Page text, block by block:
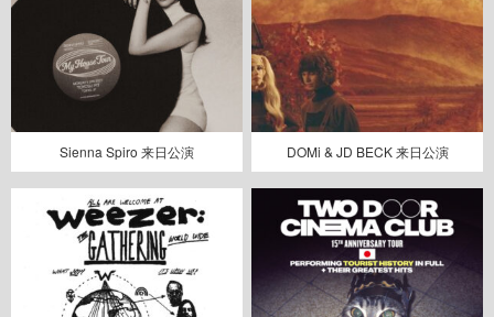
Sienna Spiro 来日公演 DOMi & JD BECK 来日公演